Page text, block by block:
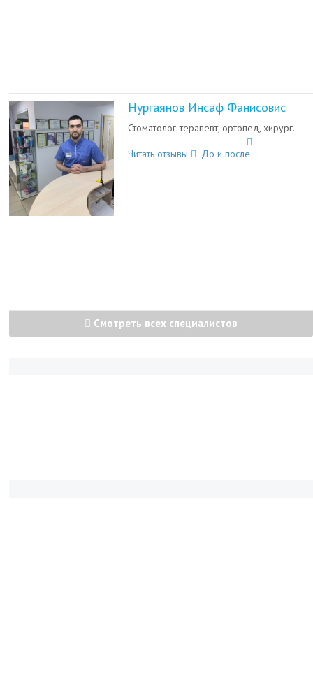
Нургаянов Инсаф Фанисовис
Стоматолог-терапевт, ортопед, хирург.
Читать отзывы До и после
Смотреть всех специалистов